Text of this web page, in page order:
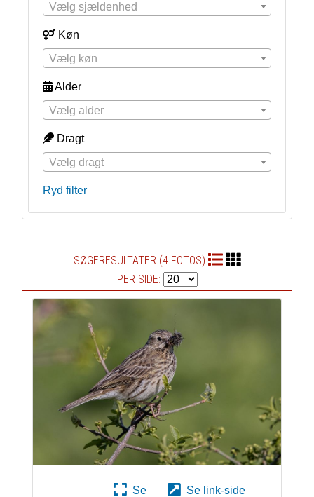
Vælg sjældenhed
Køn
Vælg køn
Alder
Vælg alder
Dragt
Vælg dragt
Ryd filter
SØGERESULTATER (4 FOTOS)
PER SIDE:
Se
Se link-side